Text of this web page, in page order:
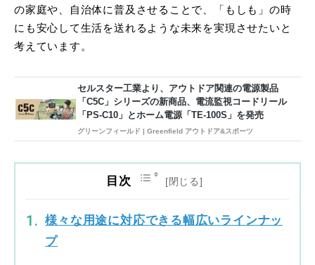
の家庭や、自治体に普及させることで、「もしも」の時
にも安心して生活を送れるような未来を実現させたいと
考えています。
セルスター工業より、アウトドア関連の電源製品
「C5C」シリーズの新商品、電流監視コードリール
「PS-C10」とホーム電源「TE-100S」を発売
グリーンフィールド | Greenfield アウトドア&スポーツ
目次
様々な用途に対応できる幅広いラインナッ
プ